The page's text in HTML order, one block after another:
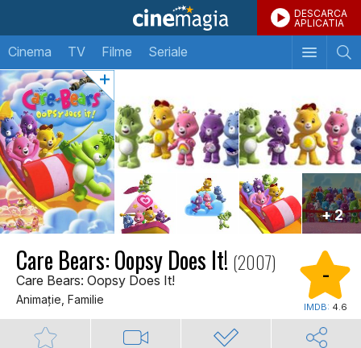
DESCARCA
APLICATIA
Cinema TV Filme Seriale
+ 2
Care Bears: Oopsy Does It! (2007)
Care Bears: Oopsy Does It!
Animaţie, Familie
-
IMDB: 4.6